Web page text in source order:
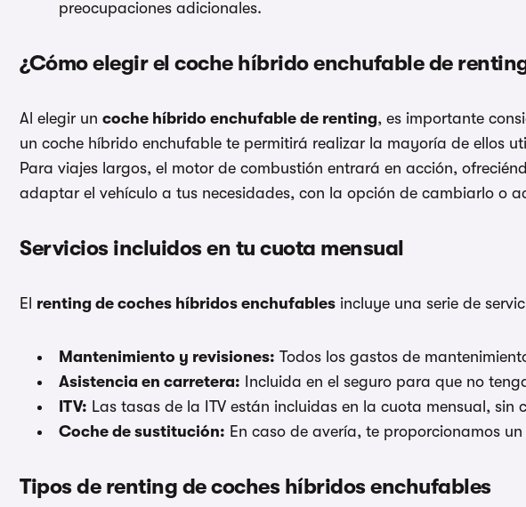
preocupaciones adicionales.
¿Cómo elegir el coche híbrido enchufable de
Al elegir un coche híbrido enchufable de renting, es importante
un coche híbrido enchufable te permitirá realizar la mayoría de ellos
Para viajes largos, el motor de combustión entrará en acción,
adaptar el vehículo a tus necesidades, con la opción de cambiarlo o
Servicios incluidos en tu cuota mensual
El renting de coches híbridos enchufables incluye una serie de
Mantenimiento y revisiones: Todos los gastos de
Asistencia en carretera: Incluida en el seguro para que no
ITV: Las tasas de la ITV están incluidas en la cuota mensual, sin
Coche de sustitución: En caso de avería, te proporcionamos
Tipos de renting de coches híbridos enchufables